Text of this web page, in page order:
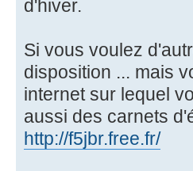
d'hiver.
Si vous voulez
disposition ... mais
internet sur lequel
aussi des carnets
http://f5jbr.free.fr/